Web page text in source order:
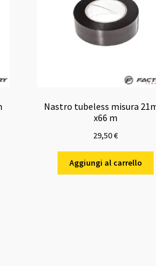
Nastro tubeless misura
x66 m
29,50€
Aggiungi al carrello